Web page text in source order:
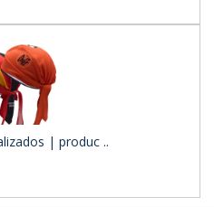
| produc ..